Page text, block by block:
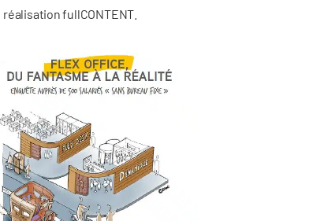
réalisation fullCONTENT.